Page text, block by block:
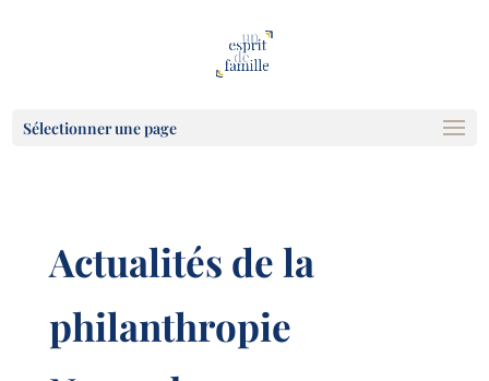
Sélectionner une page
Actualités de la
philanthropie